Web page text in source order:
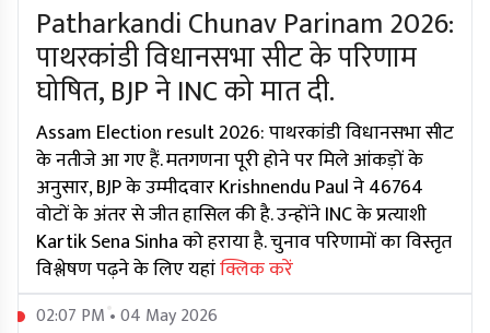
Patharkandi Chunav Parinam 2026:
पाथरकांडी विधानसभा सीट के परिणाम
घोषित, BJP ने INC को मात दी.
Assam Election result 2026: पाथरकांडी विधानसभा सीट
के नतीजे आ गए हैं. मतगणना पूरी होने पर मिले आंकड़ों के
अनुसार, BJP के उम्मीदवार Krishnendu Paul ने 46764
वोटों के अंतर से जीत हासिल की है. उन्होंने INC के प्रत्याशी
Kartik Sena Sinha को हराया है. चुनाव परिणामों का विस्तृत
विश्लेषण पढ़ने के लिए यहांक्लिक करें
02:07 PM • 04 May 2026